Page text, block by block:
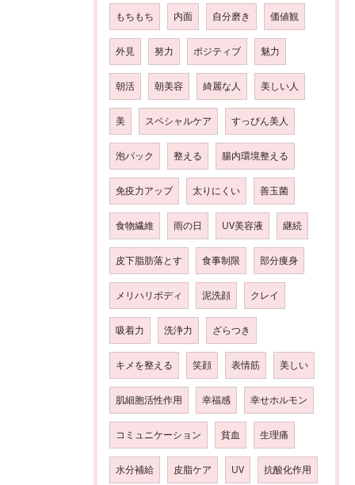
もちもち 内面 自分磨き 価値観
外見 努力 ポジティブ 魅力
朝活 朝美容 綺麗な人 美しい人
美 スペシャルケア すっぴん美人
泡パック 整える 腸内環境整える
免疫力アップ 太りにくい 善玉菌
食物繊維 雨の日 UV美容液 継続
皮下脂肪落とす 食事制限 部分痩身
メリハリボディ 泥洗顔 クレイ
吸着力 洗浄力 ざらつき
キメを整える 笑顔 表情筋 美しい
肌細胞活性作用 幸福感 幸せホルモン
コミュニケーション 貧血 生理痛
水分補給 皮脂ケア UV 抗酸化作用